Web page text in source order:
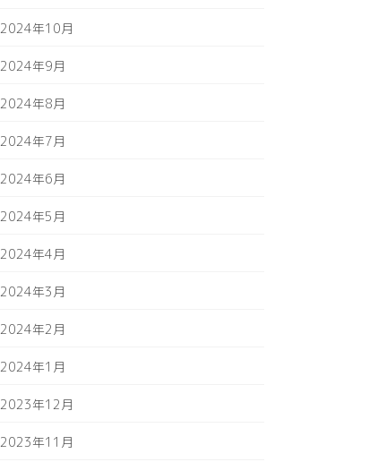
2024年10月
2024年9月
2024年8月
2024年7月
2024年6月
2024年5月
2024年4月
2024年3月
2024年2月
2024年1月
2023年12月
2023年11月